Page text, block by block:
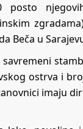
posto
Beča u
ostrva i
imaju